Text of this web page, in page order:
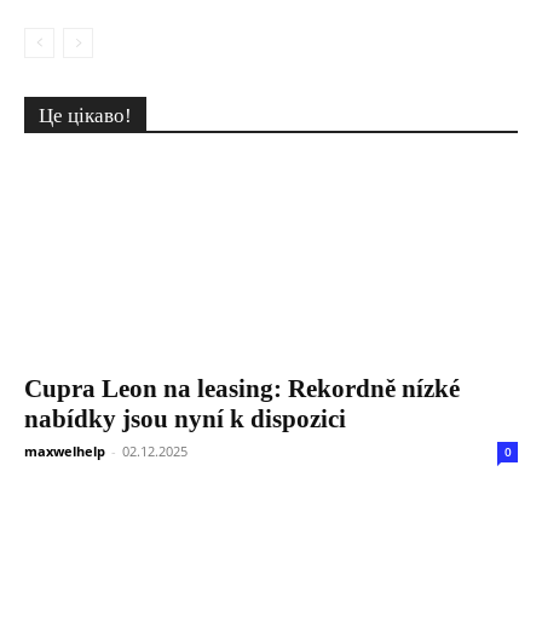
Це цікаво!
Cupra Leon na leasing: Rekordně nízké
nabídky jsou nyní k dispozici
maxwelhelp - 02.12.2025 0